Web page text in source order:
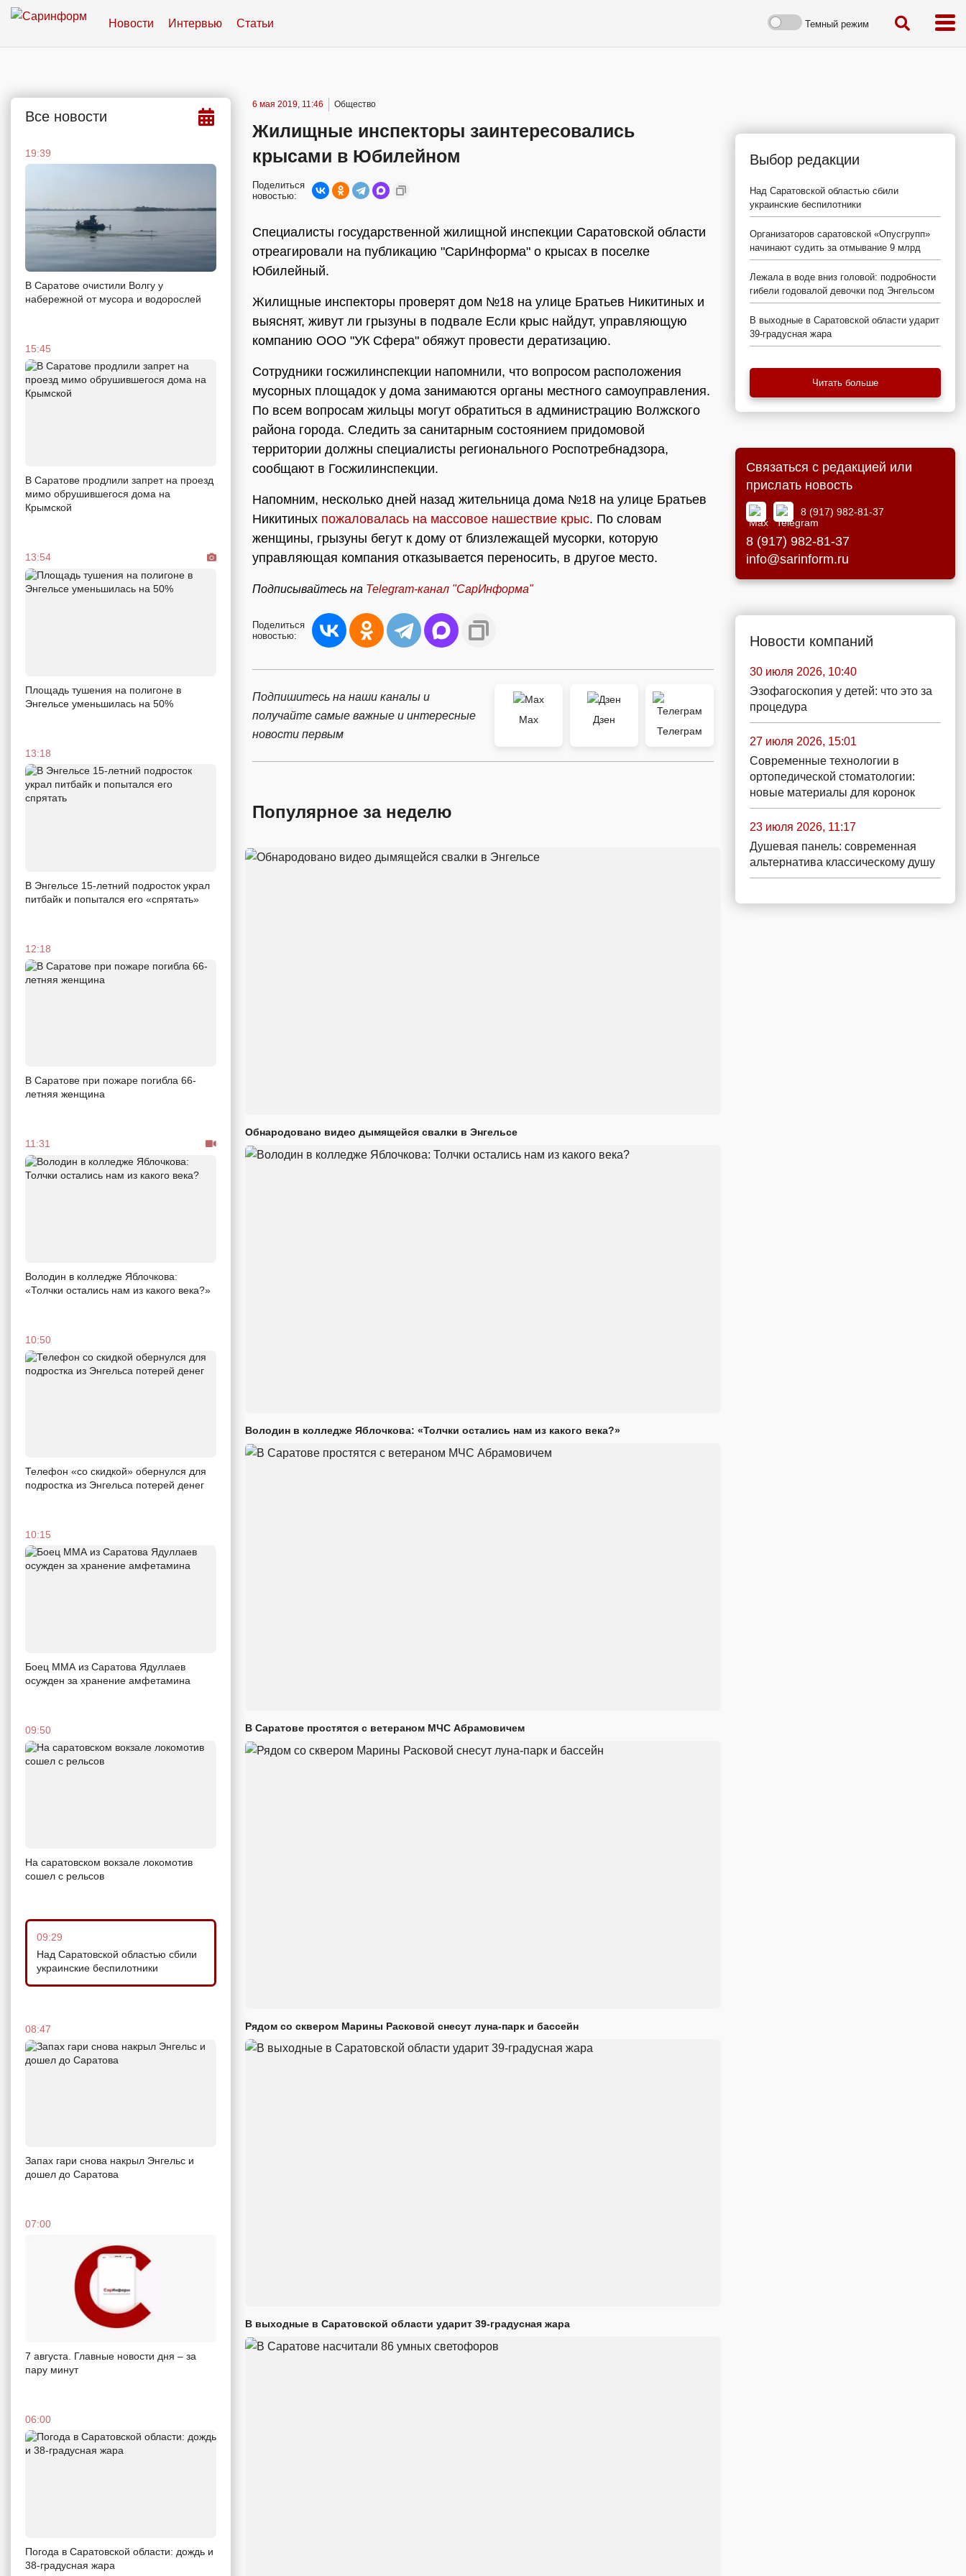
Новости Интервью Статьи Темный режим
Все новости
19:39
В Саратове очистили Волгу у
набережной от мусора и водорослей
15:45
В Саратове продлили запрет на проезд
мимо обрушившегося дома на
Крымской
13:54
Площадь тушения на полигоне в
Энгельсе уменьшилась на 50%
13:18
В Энгельсе 15-летний подросток украл
питбайк и попытался его «спрятать»
12:18
В Саратове при пожаре погибла 66-
летняя женщина
11:31
Володин в колледже Яблочкова:
«Толчки остались нам из какого века?»
10:50
Телефон «со скидкой» обернулся для
подростка из Энгельса потерей денег
10:15
Боец ММА из Саратова Ядуллаев
осужден за хранение амфетамина
09:50
На саратовском вокзале локомотив
сошел с рельсов
09:29
Над Саратовской областью сбили
украинские беспилотники
08:47
Запах гари снова накрыл Энгельс и
дошел до Саратова
07:00
7 августа. Главные новости дня – за
пару минут
06:00
Погода в Саратовской области: дождь и
38-градусная жара
6 мая 2019, 11:46 Общество
Жилищные инспекторы заинтересовались
крысами в Юбилейном
Поделиться
новостью:
Специалисты государственной жилищной инспекции Саратовской области
отреагировали на публикацию "СарИнформа" о крысах в поселке
Юбилейный.
Жилищные инспекторы проверят дом №18 на улице Братьев Никитиных и
выяснят, живут ли грызуны в подвале Если крыс найдут, управляющую
компанию ООО "УК Сфера" обяжут провести дератизацию.
Сотрудники госжилинспекции напомнили, что вопросом расположения
мусорных площадок у дома занимаются органы местного самоуправления.
По всем вопросам жильцы могут обратиться в администрацию Волжского
района города. Следить за санитарным состоянием придомовой
территории должны специалисты регионального Роспотребнадзора,
сообщают в Госжилинспекции.
Напомним, несколько дней назад жительница дома №18 на улице Братьев
Никитиных пожаловалась на массовое нашествие крыс. По словам
женщины, грызуны бегут к дому от близлежащей мусорки, которую
управляющая компания отказывается переносить, в другое место.
Подписывайтесь на Telegram-канал "СарИнформа"
Поделиться
новостью:
Подпишитесь на наши каналы и
получайте самые важные и интересные
новости первым
Max
Дзен
Телеграм
Популярное за неделю
Обнародовано видео дымящейся свалки в Энгельсе
Володин в колледже Яблочкова: «Толчки остались нам из какого века?»
В Саратове простятся с ветераном МЧС Абрамовичем
Рядом со сквером Марины Расковой снесут луна-парк и бассейн
В выходные в Саратовской области ударит 39-градусная жара
Выбор редакции
Над Саратовской областью сбили
украинские беспилотники
Организаторов саратовской «Опусгрупп»
начинают судить за отмывание 9 млрд
Лежала в воде вниз головой: подробности
гибели годовалой девочки под Энгельсом
В выходные в Саратовской области ударит
39-градусная жара
Читать больше
Связаться с редакцией или
прислать новость
8 (917) 982-81-37
8 (917) 982-81-37
info@sarinform.ru
Новости компаний
30 июля 2026, 10:40
Эзофагоскопия у детей: что это за
процедура
27 июля 2026, 15:01
Современные технологии в
ортопедической стоматологии:
новые материалы для коронок
23 июля 2026, 11:17
Душевая панель: современная
альтернатива классическому душу